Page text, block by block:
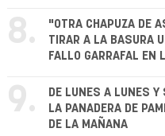
8.
"OTRA CHAPUZA DE
TIRAR A LA BASURA
FALLO GARRAFAL EN
9.
DE LUNES A LUNES
LA PANADERA DE
DE LA MAÑANA